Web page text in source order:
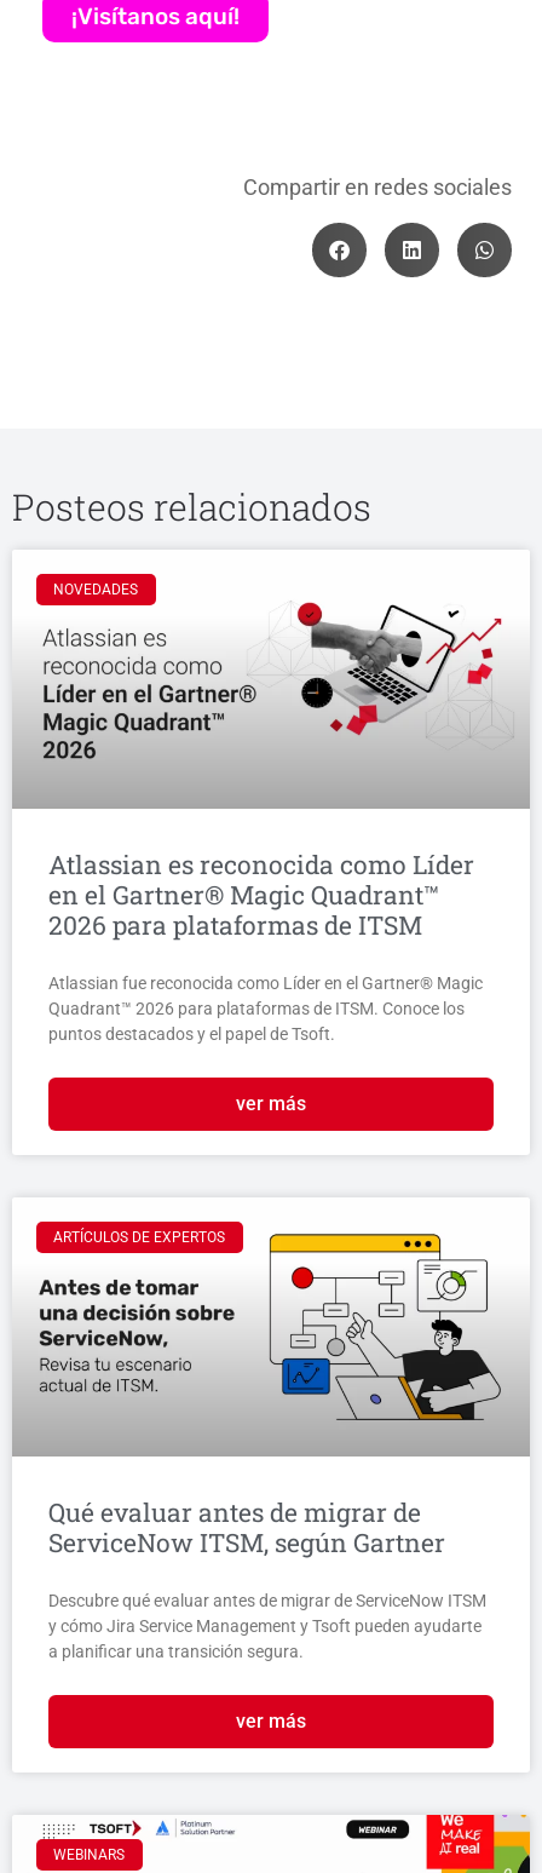
¡Visítanos aquí!
Compartir en redes sociales
Posteos relacionados
NOVEDADES
Atlassian es reconocida como Líder
en el Gartner® Magic Quadrant™
2026 para plataformas de ITSM
Atlassian fue reconocida como Líder en el Gartner® Magic
Quadrant™ 2026 para plataformas de ITSM. Conoce los
puntos destacados y el papel de Tsoft.
ver más
ARTÍCULOS DE EXPERTOS
Qué evaluar antes de migrar de
ServiceNow ITSM, según Gartner
Descubre qué evaluar antes de migrar de ServiceNow ITSM
y cómo Jira Service Management y Tsoft pueden ayudarte
a planificar una transición segura.
ver más
WEBINARS